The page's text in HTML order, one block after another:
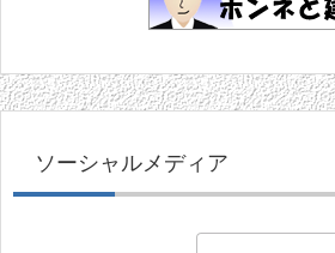
ソーシャルメディア